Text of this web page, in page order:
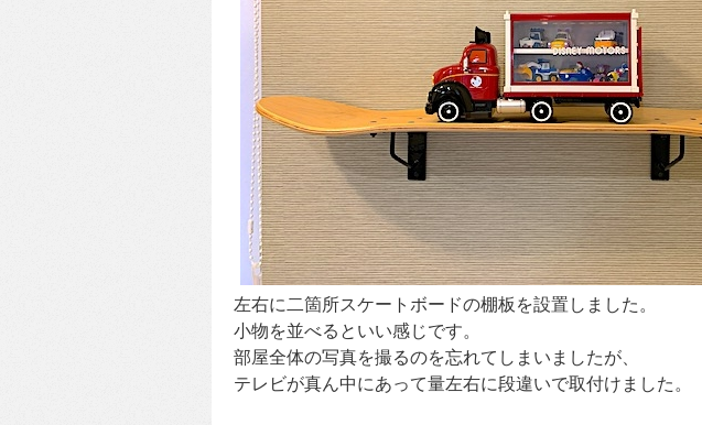
左右に二箇所スケートボードの棚板を設置しました。
小物を並べるといい感じです。
部屋全体の写真を撮るのを忘れてしまいましたが、
テレビが真ん中にあって量左右に段違いで取付けました。